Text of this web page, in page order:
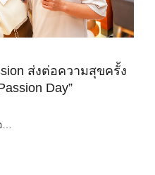
ส่งต่อความสุขครั้ง
Day”
…